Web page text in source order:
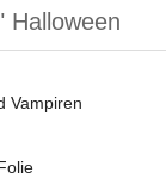
Halloween
Vampiren